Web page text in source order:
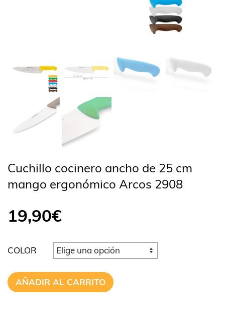
Cuchillo cocinero ancho de 25 cm
mango ergonómico Arcos 2908
19,90€
COLOR
AÑADIR AL CARRITO